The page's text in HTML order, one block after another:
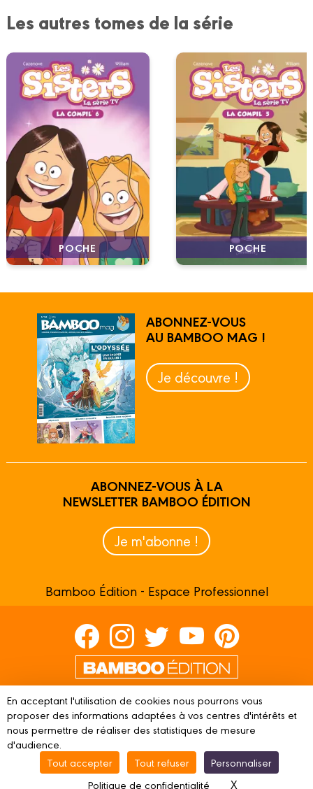
Les autres tomes de la série
POCHE POCHE
ABONNEZ-VOUS
AU BAMBOO MAG !
Je découvre !
ABONNEZ-VOUS À LA
NEWSLETTER BAMBOO ÉDITION
Je m'abonne !
Bamboo Édition - Espace Professionnel
Contactez-nous
Devenir partenaire
© 2023 BAMBOO ÉDITION Mentions légales
Conditions
d’utilisation
Vie privée Gestion des cookies
En acceptant l'utilisation de cookies nous pourrons vous
proposer des informations adaptées à vos centres d'intérêts et
nous permettre de réaliser des statistiques de mesure
d'audience.
Tout accepter
Tout refuser
Personnaliser
Politique de confidentialité
X